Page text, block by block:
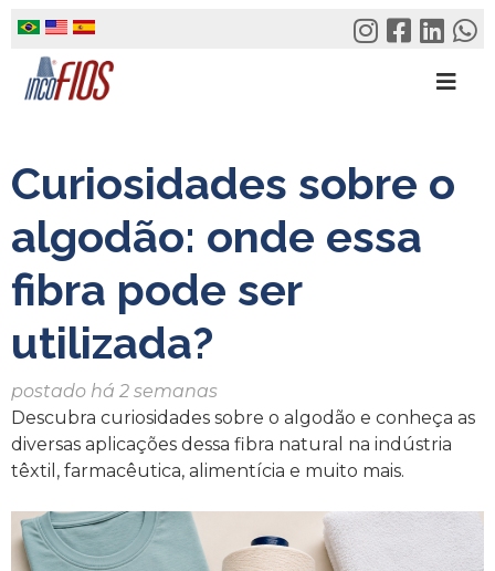
content
Curiosidades sobre o
algodão: onde essa
fibra pode ser
utilizada?
postado há 2 semanas
Descubra curiosidades sobre o algodão e conheça as
diversas aplicações dessa fibra natural na indústria
têxtil, farmacêutica, alimentícia e muito mais.